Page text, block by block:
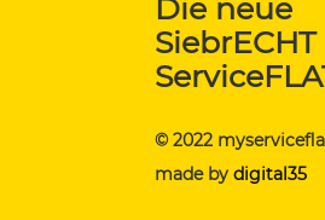
Die neue
SiebrECHT
© 2022
made bydigital35